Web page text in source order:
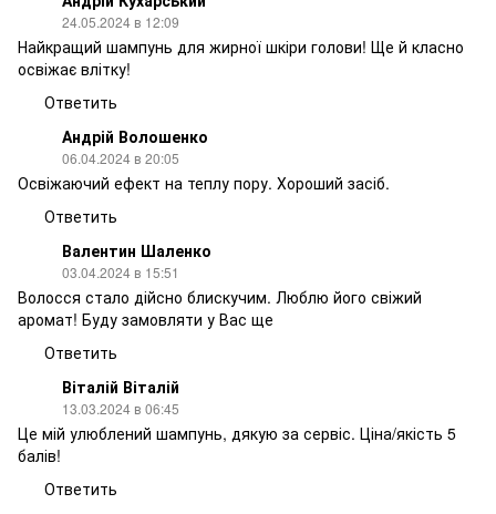
24.05.2024 в 12:09
Найкращий шампунь для жирної шкіри голови! Ще й класно
освіжає влітку!
Ответить
Андрій Волошенко
06.04.2024 в 20:05
Освіжаючий ефект на теплу пору. Хороший засіб.
Ответить
Валентин Шаленко
03.04.2024 в 15:51
Волосся стало дійсно блискучим. Люблю його свіжий
аромат! Буду замовляти у Вас ще
Ответить
Віталій Віталій
13.03.2024 в 06:45
Це мій улюблений шампунь, дякую за сервіс. Ціна/якість 5
балів!
Ответить